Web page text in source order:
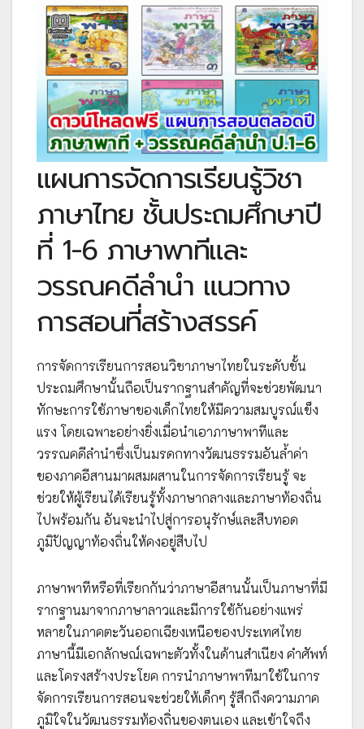
แผนการจัดการเรียนรู้วิชา
ภาษาไทย ชั้นประถมศึกษาปี
ที่ 1-6 ภาษาพาทีและ
วรรณคดีลำนำ แนวทาง
การสอนที่สร้างสรรค์
การจัดการเรียนการสอนวิชาภาษาไทยในระดับชั้น
ประถมศึกษานั้นถือเป็นรากฐานสำคัญที่จะช่วยพัฒนา
ทักษะการใช้ภาษาของเด็กไทยให้มีความสมบูรณ์แข็ง
แรง โดยเฉพาะอย่างยิ่งเมื่อนำเอาภาษาพาทีและ
วรรณคดีลำนำซึ่งเป็นมรดกทางวัฒนธรรมอันล้ำค่า
ของภาคอีสานมาผสมผสานในการจัดการเรียนรู้ จะ
ช่วยให้ผู้เรียนได้เรียนรู้ทั้งภาษากลางและภาษาท้องถิ่น
ไปพร้อมกัน อันจะนำไปสู่การอนุรักษ์และสืบทอด
ภูมิปัญญาท้องถิ่นให้คงอยู่สืบไป
ภาษาพาทีหรือที่เรียกกันว่าภาษาอีสานนั้นเป็นภาษาที่มี
รากฐานมาจากภาษาลาวและมีการใช้กันอย่างแพร่
หลายในภาคตะวันออกเฉียงเหนือของประเทศไทย
ภาษานี้มีเอกลักษณ์เฉพาะตัวทั้งในด้านสำเนียง คำศัพท์
และโครงสร้างประโยค การนำภาษาพาทีมาใช้ในการ
จัดการเรียนการสอนจะช่วยให้เด็กๆ รู้สึกถึงความภาค
ภูมิใจในวัฒนธรรมท้องถิ่นของตนเอง และเข้าใจถึง